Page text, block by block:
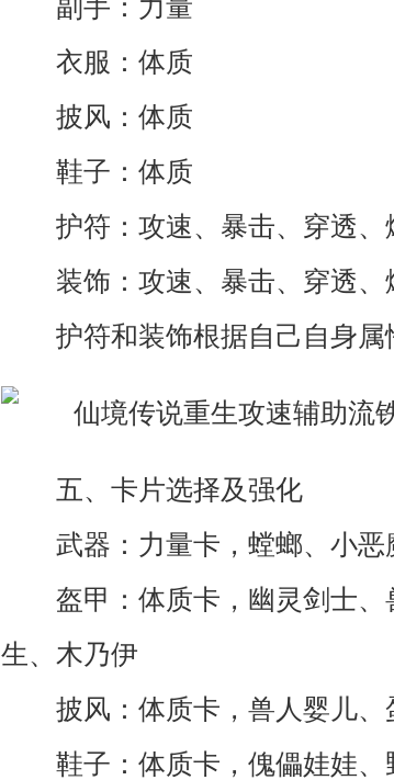
副手：力量
衣服：体质
披风：体质
鞋子：体质
护符：攻速、暴击、穿透、
装饰：攻速、暴击、穿透、
护符和装饰根据自己自身属
五、卡片选择及强化
武器：力量卡，螳螂、小恶
盔甲：体质卡，幽灵剑士
生、木乃伊
披风：体质卡，兽人婴儿、
鞋子：体质卡，傀儡娃娃、